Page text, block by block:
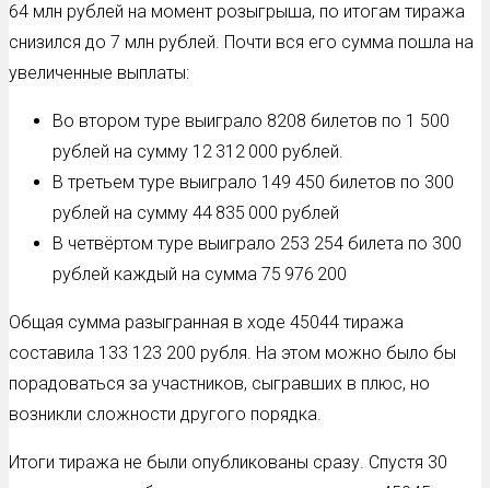
64 млн рублей на момент розыгрыша, по итогам тиража
снизился до 7 млн рублей. Почти вся его сумма пошла на
увеличенные выплаты:
Во втором туре выиграло 8208 билетов по 1 500
рублей на сумму 12 312 000 рублей.
В третьем туре выиграло 149 450 билетов по 300
рублей на сумму 44 835 000 рублей
В четвёртом туре выиграло 253 254 билета по 300
рублей каждый на сумма 75 976 200
Общая сумма разыгранная в ходе 45044 тиража
составила 133 123 200 рубля. На этом можно было бы
порадоваться за участников, сыгравших в плюс, но
возникли сложности другого порядка.
Итоги тиража не были опубликованы сразу. Спустя 30